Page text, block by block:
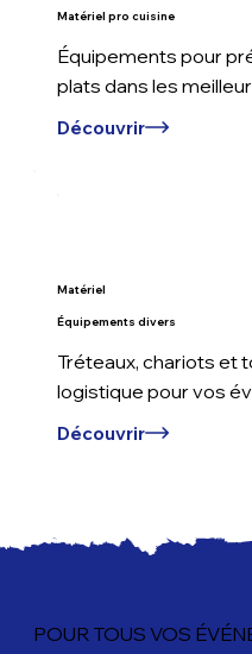
Matériel pro cuisine
Équipements pour
plats dans les
Découvrir
Matériel
Équipements divers
Tréteaux, chariots et
logistique pour vos
Découvrir
POUR TOUS VOS